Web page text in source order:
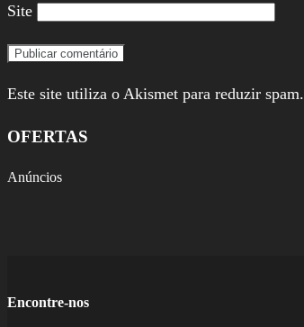
Site
Este site utiliza o Akismet para reduzir spam.
OFERTAS
Anúncios
Encontre-nos